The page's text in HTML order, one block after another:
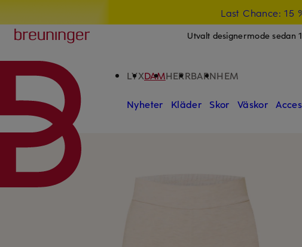
Last Chance: 15
Breuninger
Utvalt designermode sedan
LYXDAMHERRBARNHEM
Nyheter Kläder Skor Väskor